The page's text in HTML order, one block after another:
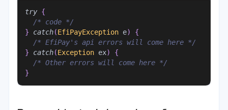
try {
/* code */
}
catch(EfiPayException e)
{
/* EfiPay's api errors will come here */
}
catch(Exception ex)
{
/* Other errors will come here */
}